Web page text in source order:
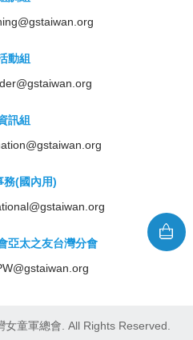
動組
訊組
務(國內用)
亞太之友台灣分會
童軍總會. All Rights Reserved.